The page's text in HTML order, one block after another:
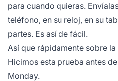
para cuando quieras.
teléfono, en su reloj, en su
partes. Es así de fácil.
Así que rápidamente sobre
Hicimos esta prueba antes
Monday.